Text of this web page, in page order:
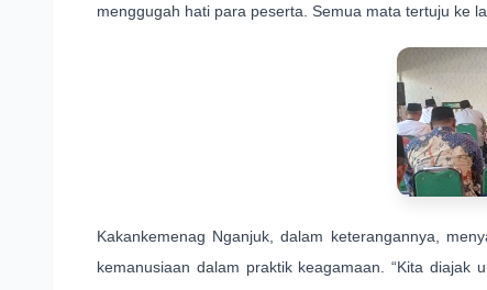
menggugah hati para peserta. Semua mata tertuju ke
Kakankemenag Nganjuk, dalam keterangannya,
kemanusiaan dalam praktik keagamaan. “Kita